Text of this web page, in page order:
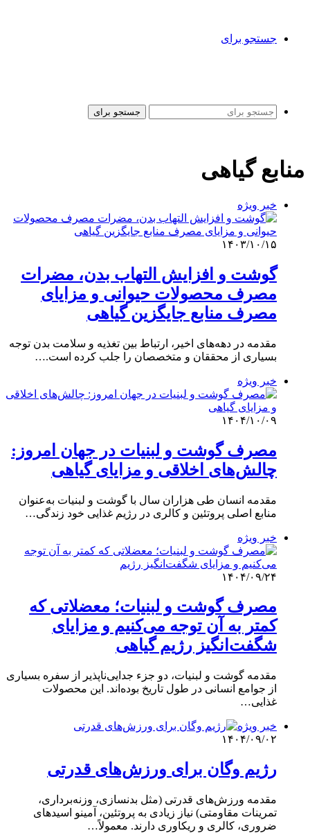
جستجو برای
جستجو برای
منابع گیاهی
خبر ویژه
۱۴۰۳/۱۰/۱۵
گوشت و افزایش التهاب بدن، مضرات
مصرف محصولات حیوانی و مزایای
مصرف منابع جایگزین گیاهی
مقدمه در دهه‌های اخیر، ارتباط بین تغذیه و سلامت بدن توجه
بسیاری از محققان و متخصصان را جلب کرده است.…
خبر ویژه
۱۴۰۴/۱۰/۰۹
مصرف گوشت و لبنیات در جهان امروز:
چالش‌های اخلاقی و مزایای گیاهی
مقدمه انسان طی هزاران سال با گوشت و لبنیات به‌عنوان
منابع اصلی پروتئین و کالری در رژیم غذایی خود زندگی…
خبر ویژه
۱۴۰۴/۰۹/۲۴
مصرف گوشت و لبنیات؛ معضلاتی که
کمتر به آن توجه می‌کنیم و مزایای
شگفت‌انگیز رژیم گیاهی
مقدمه گوشت و لبنیات، دو جزء جدایی‌ناپذیر از سفره بسیاری
از جوامع انسانی در طول تاریخ بوده‌اند. این محصولات
غذایی…
خبر ویژه
۱۴۰۴/۰۹/۰۲
رژیم وگان برای ورزش‌های قدرتی
مقدمه ورزش‌های قدرتی (مثل بدنسازی، وزنه‌برداری،
تمرینات مقاومتی) نیاز زیادی به پروتئین، آمینو اسیدهای
ضروری، کالری و ریکاوری دارند. معمولاً…